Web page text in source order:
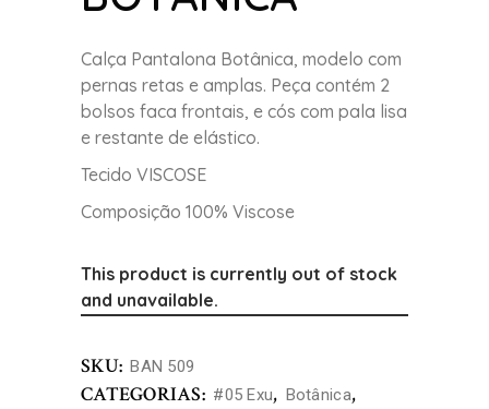
Calça Pantalona Botânica, modelo com
pernas retas e amplas. Peça contém 2
bolsos faca frontais, e cós com pala lisa
e restante de elástico.
Tecido VISCOSE
Composição 100% Viscose
This product is currently out of stock
and unavailable.
SKU: BAN 509
CATEGORIAS: #05 Exu, Botânica,